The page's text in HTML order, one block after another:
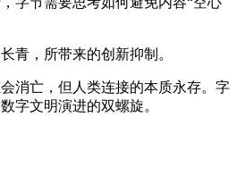
青，所带来的创新抑制。
消亡，但人类连接的本质永存。字
字文明演进的双螺旋。